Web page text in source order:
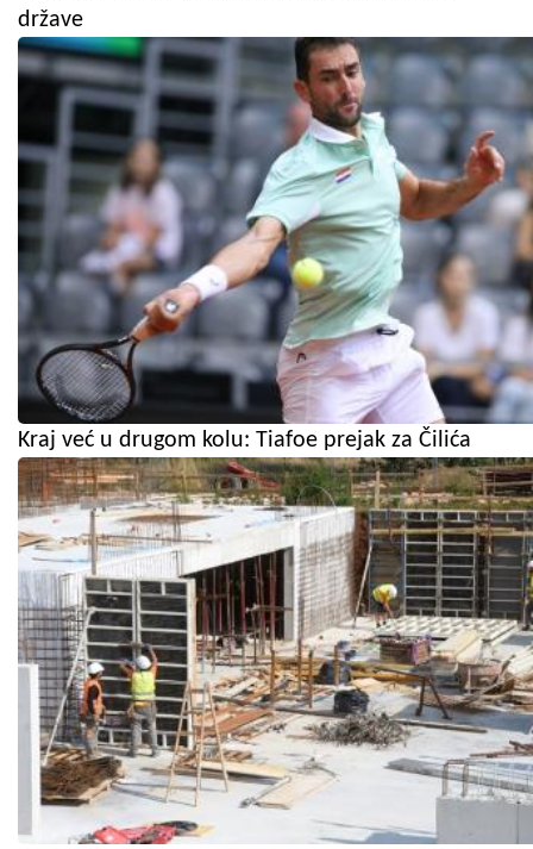
države
Kraj već u drugom kolu: Tiafoe prejak za Čilića